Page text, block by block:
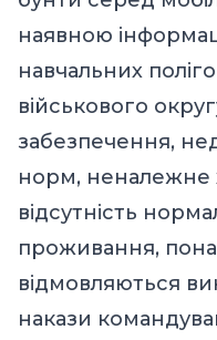
наявною
навчальних
військового
забезпечення,
норм, неналежне
відсутність
проживання,
відмовляються
накази